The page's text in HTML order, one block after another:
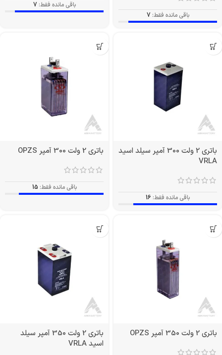
باقی مانده فقط: 7
باقی مانده فقط: 7
باتری 2 ولت 300 آمپر سیلد اسید
VRLA
باقی مانده فقط: 16
باتری 2 ولت 300 آمپر OPZS
باقی مانده فقط: 15
باتری 2 ولت 350 آمپر OPZS
باتری 2 ولت 350 آمپر سیلد
اسید VRLA